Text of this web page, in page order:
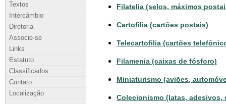
Textos
Intercâmbio
Diretoria
Associe-se
Links
Estatuto
Classificados
Contato
Localização
Filatelia (selos, máximos
Cartofilia (cartões postais)
Telecartofilia (cartões
Filamenia (caixas de fósforo)
Miniaturismo (aviões,
Colecionismo (latas, adesivos,